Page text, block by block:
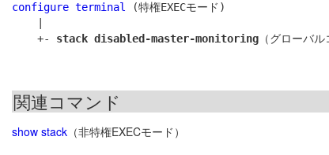
configure terminal
(特権EXECモード)
    +-
stack disabled-master-monitoring
関連コマンド
show stack （非特権EXECモード）